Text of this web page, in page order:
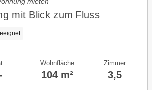
mit Blick zum Fluss
Wohnfläche
104 m²
Zimmer
3,5